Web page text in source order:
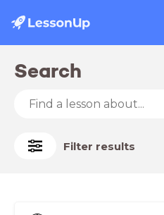
Search
Filter results